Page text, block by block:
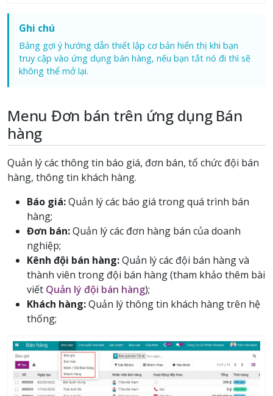
Ghi chú
Bảng gợi ý hướng dẫn thiết lập cơ bản hiển thị khi bạn
truy cập vào ứng dụng bán hàng, nếu bạn tắt nó đi thì sẽ
không thể mở lại.
Menu Đơn bán trên ứng dụng Bán
hàng
Quản lý các thông tin báo giá, đơn bán, tổ chức đội bán
hàng, thông tin khách hàng.
Báo giá:Quản lý các báo giá trong quá trình bán
hàng;
Đơn bán:Quản lý các đơn hàng bán của doanh
nghiệp;
Kênh đội bán hàng:Quản lý các đội bán hàng và
thành viên trong đội bán hàng (tham khảo thêm bài
viết Quản lý đội bán hàng);
Khách hàng:Quản lý thông tin khách hàng trên hệ
thống;